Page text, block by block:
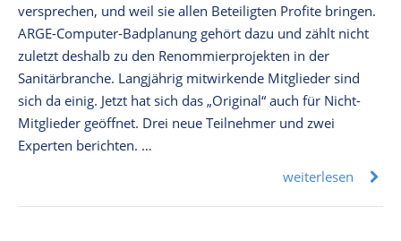
versprechen, und weil sie allen Beteiligten Profite bringen.
ARGE-Computer-Badplanung gehört dazu und zählt nicht
zuletzt deshalb zu den Renommierprojekten in der
Sanitärbranche. Langjährig mitwirkende Mitglieder sind
sich da einig. Jetzt hat sich das „Original“ auch für Nicht-
Mitglieder geöffnet. Drei neue Teilnehmer und zwei
Experten berichten. …
weiterlesen